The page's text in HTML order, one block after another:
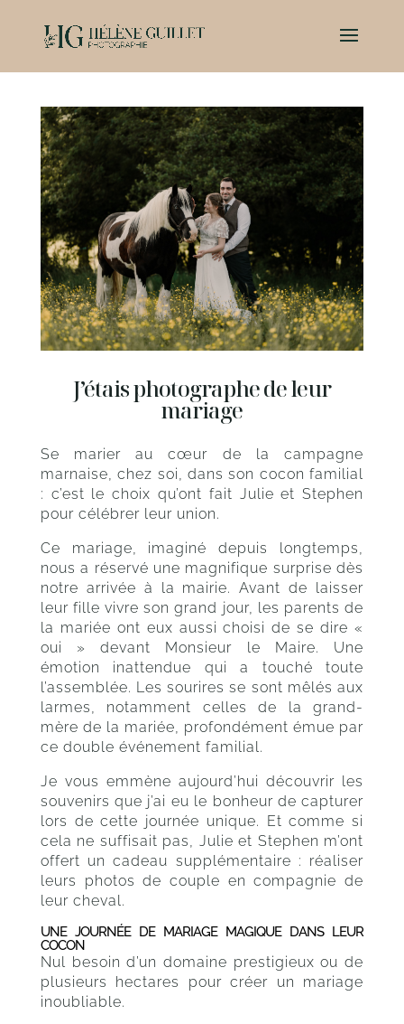
J’étais photographe de leur
mariage
Se marier au cœur de la campagne
marnaise, chez soi, dans son cocon familial
: c’est le choix qu’ont fait Julie et Stephen
pour célébrer leur union.
Ce mariage, imaginé depuis longtemps,
nous a réservé une magnifique surprise dès
notre arrivée à la mairie. Avant de laisser
leur fille vivre son grand jour, les parents de
la mariée ont eux aussi choisi de se dire «
oui » devant Monsieur le Maire. Une
émotion inattendue qui a touché toute
l’assemblée. Les sourires se sont mêlés aux
larmes, notamment celles de la grand-
mère de la mariée, profondément émue par
ce double événement familial.
Je vous emmène aujourd’hui découvrir les
souvenirs que j’ai eu le bonheur de capturer
lors de cette journée unique. Et comme si
cela ne suffisait pas, Julie et Stephen m’ont
offert un cadeau supplémentaire : réaliser
leurs photos de couple en compagnie de
leur cheval.
UNE JOURNÉE DE MARIAGE MAGIQUE DANS LEUR
COCON
Nul besoin d’un domaine prestigieux ou de
plusieurs hectares pour créer un mariage
inoubliable.